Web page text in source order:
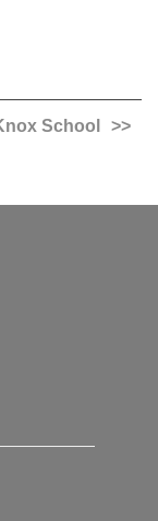
School